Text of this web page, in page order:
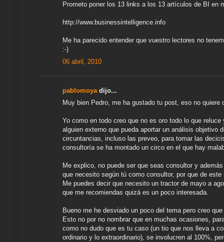
Prometo poner los 13 links a los 13 artículos de BI en
http://www.businessintelligence.info
Me ha parecido entender que vuestro lectores no
:-)
06 abril, 2010
pablomoya dijo...
Muy bien Pedro, me ha gustado tu post, eso no
Yo como en todo creo que no es oro todo lo que
alguien externo que pueda aportar un análisis
circuntancias, incluso las preveo, para tomar las
consultoría se ha montado un circo en el que hay
Me explico, no puede ser que seas consultor y
que necesito según tú como consultor, por que de
Me puedes decir que necesito un tractor de mayo a
que me recomiendas quizá es un poco interesada.
Bueno me he desviado un poco del tema pero creo
Esto no por no nombrar que en muchas ocasiones,
como no dudo que es tu caso (un tio que nos lleva a
ordinario y lo extraordinario), se involucren al 100%,